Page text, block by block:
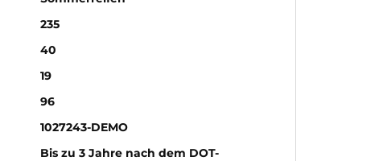
235
40
19
96
1027243-DEMO
Bis zu 3 Jahre nach dem DOT-